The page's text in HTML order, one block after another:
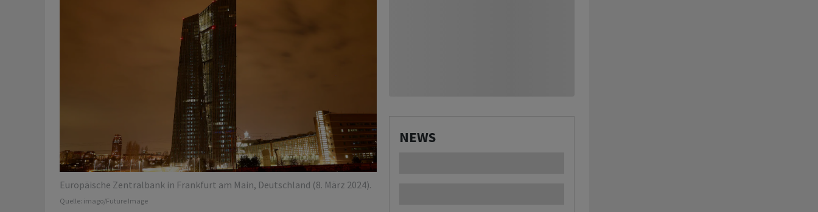
Europäische Zentralbank in Frankfurt am Main, Deutschland (8. März 2024).
Quelle: imago/Future Image
NEWS